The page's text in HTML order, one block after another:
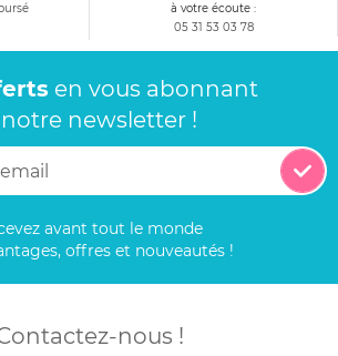
à votre écoute :
05 31 53 03 78
en vous abonnant
newsletter !
avant tout le monde
offres et nouveautés !
nous !